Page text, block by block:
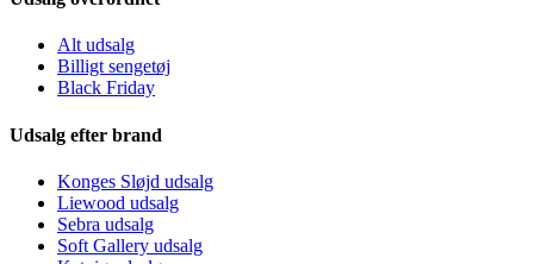
Alt udsalg
Billigt sengetøj
Black Friday
Udsalg efter brand
Konges Sløjd udsalg
Liewood udsalg
Sebra udsalg
Soft Gallery udsalg